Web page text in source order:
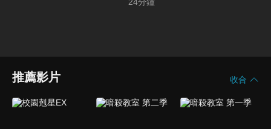
推薦影片 收合